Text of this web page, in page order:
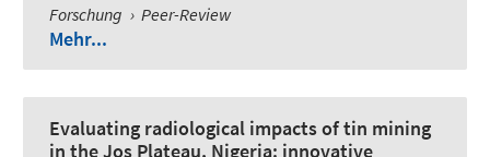
Forschung › Peer-Review
Mehr...
Evaluating radiological impacts of tin mining
in the Jos Plateau, Nigeria: innovative